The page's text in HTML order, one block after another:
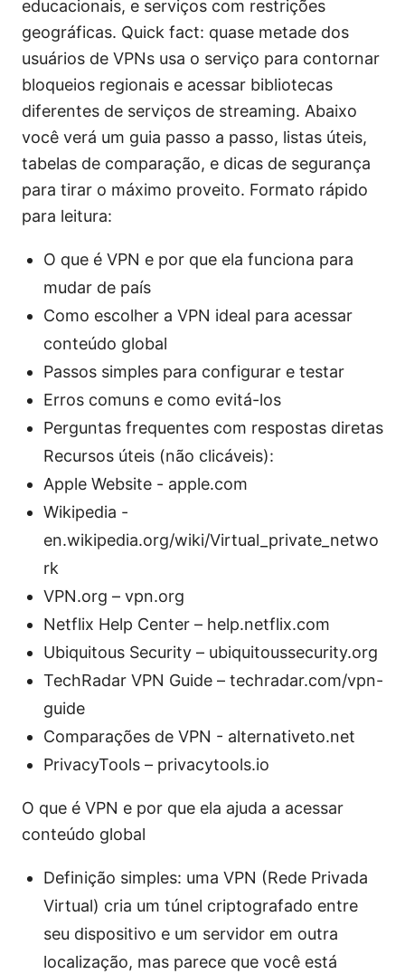
educacionais, e serviços com restrições
geográficas. Quick fact: quase metade dos
usuários de VPNs usa o serviço para contornar
bloqueios regionais e acessar bibliotecas
diferentes de serviços de streaming. Abaixo
você verá um guia passo a passo, listas úteis,
tabelas de comparação, e dicas de segurança
para tirar o máximo proveito. Formato rápido
para leitura:
O que é VPN e por que ela funciona para
mudar de país
Como escolher a VPN ideal para acessar
conteúdo global
Passos simples para configurar e testar
Erros comuns e como evitá-los
Perguntas frequentes com respostas diretas
Recursos úteis (não clicáveis):
Apple Website - apple.com
Wikipedia -
en.wikipedia.org/wiki/Virtual_private_netwo
rk
VPN.org – vpn.org
Netflix Help Center – help.netflix.com
Ubiquitous Security – ubiquitoussecurity.org
TechRadar VPN Guide – techradar.com/vpn-
guide
Comparações de VPN - alternativeto.net
PrivacyTools – privacytools.io
O que é VPN e por que ela ajuda a acessar
conteúdo global
Definição simples: uma VPN (Rede Privada
Virtual) cria um túnel criptografado entre
seu dispositivo e um servidor em outra
localização, mas parece que você está